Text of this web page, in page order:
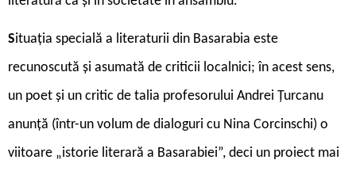
Situația specială a literaturii din Basara­bia este
recunoscută și asumată de criticii localnici; în acest sens,
un poet și un critic de talia profesorului Andrei Țurcanu
anunță (într-un volum de dialoguri cu Nina Corcinschi) o
viitoare „istorie literară a Basarabiei”, deci un proiect mai